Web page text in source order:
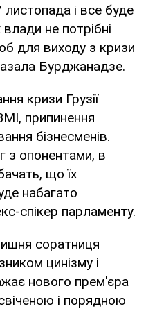
і все буде
не потрібні
для виходу з кризи
Бурджанадзе.
кризи Грузії
припинення
бізнесменів.
з опонентами, в
що їх
набагато
спікер парламенту.
соратниця
цинізму і
нового прем'єра
і порядною